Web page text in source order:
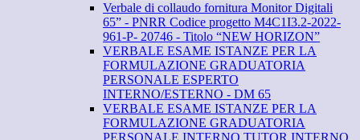
Verbale di collaudo fornitura Monitor Digitali
65” - PNRR Codice progetto M4C1I3.2-2022-
961-P- 20746 - Titolo “NEW HORIZON”
VERBALE ESAME ISTANZE PER LA
FORMULAZIONE GRADUATORIA
PERSONALE ESPERTO
INTERNO/ESTERNO - DM 65
VERBALE ESAME ISTANZE PER LA
FORMULAZIONE GRADUATORIA